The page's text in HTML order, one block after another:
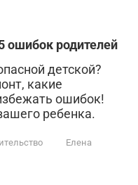
ошибок родителей
детской?
какие
ошибок!
ребенка.
Елена